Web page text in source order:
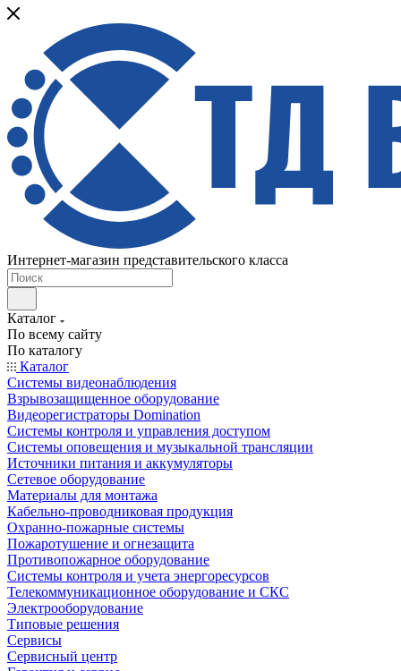
Интернет-магазин представительского класса
Каталог
По всему сайту
По каталогу
Каталог
Системы видеонаблюдения
Взрывозащищенное оборудование
Видеорегистраторы Domination
Системы контроля и управления доступом
Системы оповещения и музыкальной трансляции
Источники питания и аккумуляторы
Сетевое оборудование
Материалы для монтажа
Кабельно-проводниковая продукция
Охранно-пожарные системы
Пожаротушение и огнезащита
Противопожарное оборудование
Системы контроля и учета энергоресурсов
Телекоммуникационное оборудование и СКС
Электрооборудование
Типовые решения
Сервисы
Сервисный центр